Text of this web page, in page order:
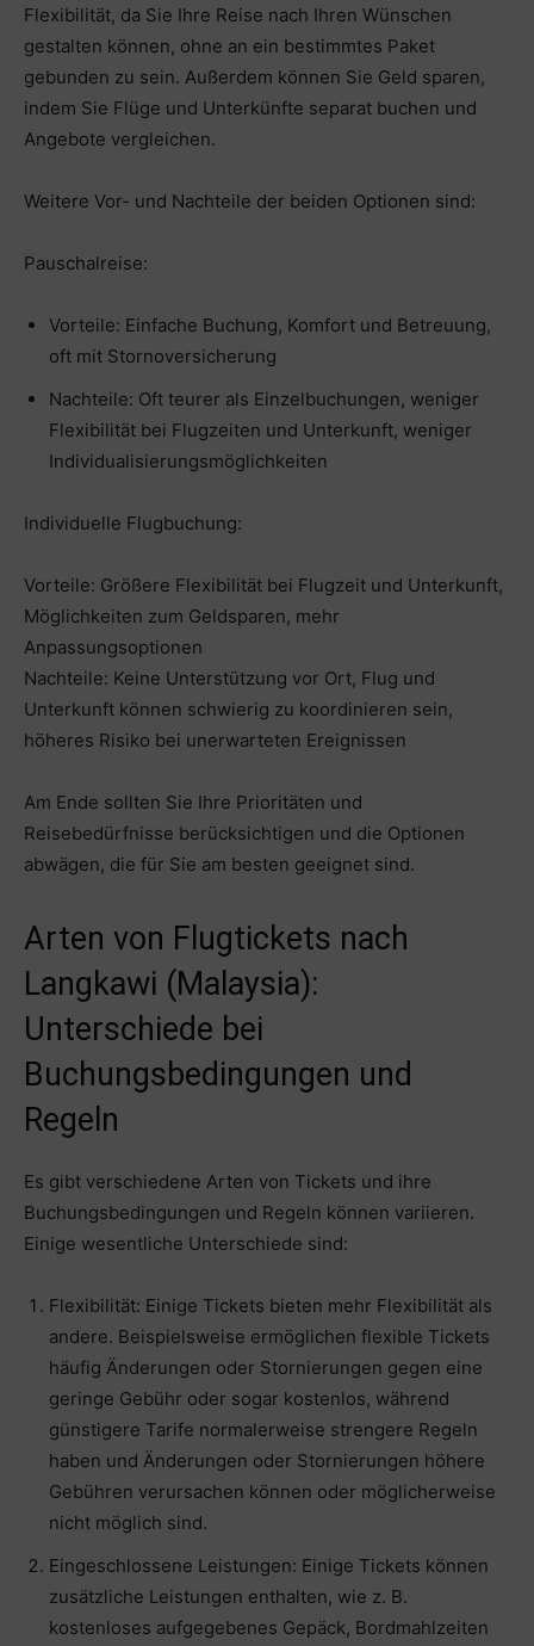
Flexibilität, da Sie Ihre Reise nach Ihren Wünschen
gestalten können, ohne an ein bestimmtes Paket
gebunden zu sein. Außerdem können Sie Geld sparen,
indem Sie Flüge und Unterkünfte separat buchen und
Angebote vergleichen.
Weitere Vor- und Nachteile der beiden Optionen sind:
Pauschalreise:
Vorteile: Einfache Buchung, Komfort und Betreuung,
oft mit Stornoversicherung
Nachteile: Oft teurer als Einzelbuchungen, weniger
Flexibilität bei Flugzeiten und Unterkunft, weniger
Individualisierungsmöglichkeiten
Individuelle Flugbuchung:
Vorteile: Größere Flexibilität bei Flugzeit und Unterkunft,
Möglichkeiten zum Geldsparen, mehr
Anpassungsoptionen
Nachteile: Keine Unterstützung vor Ort, Flug und
Unterkunft können schwierig zu koordinieren sein,
höheres Risiko bei unerwarteten Ereignissen
Am Ende sollten Sie Ihre Prioritäten und
Reisebedürfnisse berücksichtigen und die Optionen
abwägen, die für Sie am besten geeignet sind.
Arten von Flugtickets nach
Langkawi (Malaysia):
Unterschiede bei
Buchungsbedingungen und
Regeln
Es gibt verschiedene Arten von Tickets und ihre
Buchungsbedingungen und Regeln können variieren.
Einige wesentliche Unterschiede sind:
Flexibilität: Einige Tickets bieten mehr Flexibilität als
andere. Beispielsweise ermöglichen flexible Tickets
häufig Änderungen oder Stornierungen gegen eine
geringe Gebühr oder sogar kostenlos, während
günstigere Tarife normalerweise strengere Regeln
haben und Änderungen oder Stornierungen höhere
Gebühren verursachen können oder möglicherweise
nicht möglich sind.
Eingeschlossene Leistungen: Einige Tickets können
zusätzliche Leistungen enthalten, wie z. B.
kostenloses aufgegebenes Gepäck, Bordmahlzeiten